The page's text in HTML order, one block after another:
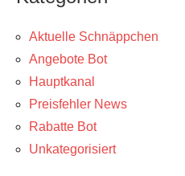
Aktuelle Schnäppchen
Angebote Bot
Hauptkanal
Preisfehler News
Rabatte Bot
Unkategorisiert